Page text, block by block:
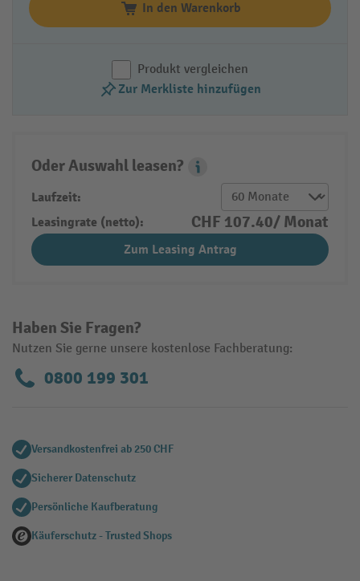
In den Warenkorb
Produkt vergleichen
Zur Merkliste hinzufügen
Haben Sie Fragen?
Nutzen Sie gerne unsere kostenlose Fachberatung:
0800 199 301
Oder Auswahl leasen?
Leasing Popover
Laufzeit:
Leasingrate (netto):
CHF 107.40/ Monat
Zum Leasing Antrag
Versandkostenfrei ab 250 CHF
Sicherer Datenschutz
Persönliche Kaufberatung
Käuferschutz - Trusted Shops